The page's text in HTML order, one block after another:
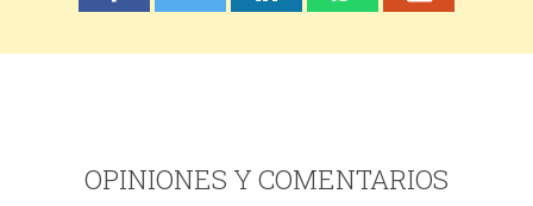
OPINIONES Y COMENTARIOS